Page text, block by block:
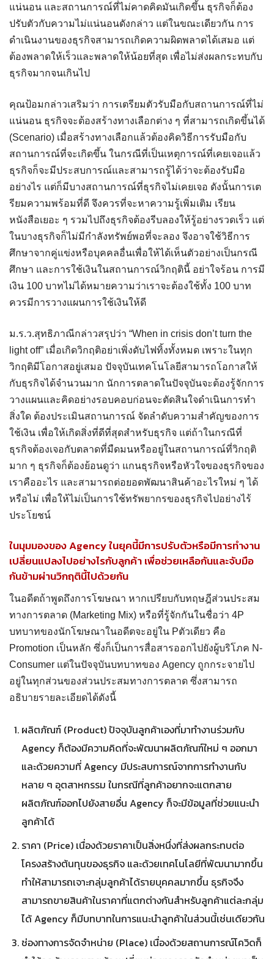
แน่นอน และสถานการณ์ที่ไม่คาดคิดมันเกิดขึ้น ธุรกิจก็ต้อง
ปรับตัวกับความไม่แน่นอนดังกล่าว แต่ในขณะเดียวกัน การ
ดำเนินงานของธุรกิจสามารถเกิดความผิดพลาดได้เสมอ แต่
ต้องพลาดให้เร็วและพลาดให้น้อยที่สุด เพื่อไม่ส่งผลกระทบกับ
ธุรกิจมากจนเกินไป
คุณป้อมกล่าวเสริมว่า การเตรียมตัวรับมือกับสถานการณ์ที่ไม่
แน่นอน ธุรกิจจะต้องสร้างทางเลือกต่าง ๆ ที่สามารถเกิดขึ้นได้
(Scenario) เมื่อสร้างทางเลือกแล้วต้องคิดวิธีการรับมือกับ
สถานการณ์ที่จะเกิดขึ้น ในกรณีที่เป็นเหตุการณ์ที่เคยเจอแล้ว
ธุรกิจก็จะมีประสบการณ์และสามารถรู้ได้ว่าจะต้องรับมือ
อย่างไร แต่ก็มีบางสถานการณ์ที่ธุรกิจไม่เคยเจอ ดังนั้นการเต
รียมความพร้อมที่ดี จึงควรที่จะหาความรู้เพิ่มเติม เรียน
หนังสือเยอะ ๆ รวมไปถึงธุรกิจต้องรีบลองให้รู้อย่างรวดเร็ว แต่
ในบางธุรกิจก็ไม่มีกำลังทรัพย์พอที่จะลอง จึงอาจใช้วิธีการ
ศึกษาจากคู่แข่งหรือบุคคลอื่นเพื่อให้ได้เห็นตัวอย่างเป็นกรณี
ศึกษา และการใช้เงินในสถานการณ์วิกฤตินี้ อย่าใจร้อน การมี
เงิน 100 บาทไม่ได้หมายความว่าเราจะต้องใช้ทั้ง 100 บาท
ควรมีการวางแผนการใช้เงินให้ดี
ม.ร.ว.สุทธิภาณีกล่าวสรุปว่า “When in crisis don’t turn the
light off” เมื่อเกิดวิกฤติอย่าเพิ่งดับไฟทิ้งทั้งหมด เพราะในทุก
วิกฤติมีโอกาสอยู่เสมอ ปัจจุบันเทคโนโลยีสามารถโอกาสให้
กับธุรกิจได้จำนวนมาก นักการตลาดในปัจจุบันจะต้องรู้จักการ
วางแผนและคิดอย่างรอบคอบก่อนจะตัดสินใจดำเนินการทำ
สิ่งใด ต้องประเมินสถานการณ์ จัดลำดับความสำคัญของการ
ใช้เงิน เพื่อให้เกิดสิ่งที่ดีที่สุดสำหรับธุรกิจ แต่ถ้าในกรณีที่
ธุรกิจต้องเจอกับตลาดที่มืดมนหรืออยู่ในสถานการณ์ที่วิกฤติ
มาก ๆ ธุรกิจก็ต้องย้อนดูว่า แกนธุรกิจหรือหัวใจของธุรกิจของ
เราคืออะไร และสามารถต่อยอดพัฒนาสินค้าอะไรใหม่ ๆ ได้
หรือไม่ เพื่อให้ไม่เป็นการใช้ทรัพยากรของธุรกิจไปอย่างไร้
ประโยชน์
ในมุมมองของ Agency ในยุคนี้มีการปรับตัวหรือมีการทำงาน
เปลี่ยนแปลงไปอย่างไรกับลูกค้า เพื่อช่วยเหลือกันและจับมือ
กันข้ามผ่านวิกฤตินี้ไปด้วยกัน
ในอดีตถ้าพูดถึงการโฆษณา หากเปรียบกับทฤษฎีส่วนประสม
ทางการตลาด (Marketing Mix) หรือที่รู้จักกันในชื่อว่า 4P
บทบาทของนักโฆษณาในอดีตจะอยู่ใน Pตัวเดียว คือ
Promotion เป็นหลัก ซึ่งก็เป็นการสื่อสารออกไปยังผู้บริโภค N-
Consumer แต่ในปัจจุบันบทบาทของ Agency ถูกกระจายไป
อยู่ในทุกส่วนของส่วนประสมทางการตลาด ซึ่งสามารถ
อธิบายรายละเอียดได้ดังนี้
ผลิตภัณฑ์ (Product) ปัจจุบันลูกค้าเองที่มาทำงานร่วมกับ
Agency ก็ต้องมีความคิดที่จะพัฒนาผลิตภัณฑ์ใหม่ ๆ ออกมา
และด้วยความที่ Agency มีประสบการณ์จากการทำงานกับ
หลาย ๆ อุตสาหกรรม ในกรณีที่ลูกค้าอยากจะแตกสาย
ผลิตภัณฑ์ออกไปยังสายอื่น Agency ก็จะมีข้อมูลที่ช่วยแนะนำ
ลูกค้าได้
ราคา (Price) เนื่องด้วยราคาเป็นสิ่งหนึ่งที่ส่งผลกระทบต่อ
โครงสร้างต้นทุนของธุรกิจ และด้วยเทคโนโลยีที่พัฒนามากขึ้น
ทำให้สามารถเจาะกลุ่มลูกค้าได้รายบุคคลมากขึ้น ธุรกิจจึง
สามารถขายสินค้าในราคาที่แตกต่างกันสำหรับลูกค้าแต่ละกลุ่ม
ได้ Agency ก็มีบทบาทในการแนะนำลูกค้าในส่วนนี้เช่นเดียวกัน
ช่องทางการจัดจำหน่าย (Place) เนื่องด้วยสถานการณ์โควิดก็